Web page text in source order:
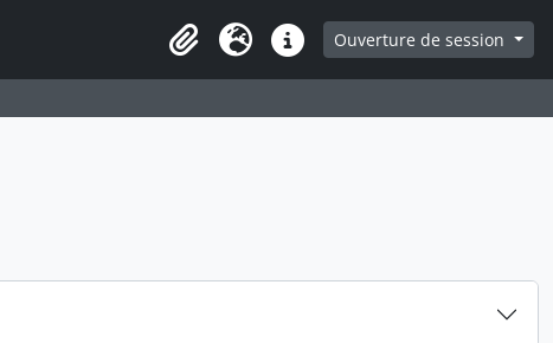
Presse-papier
LangueLiens rapidesOuverture de session